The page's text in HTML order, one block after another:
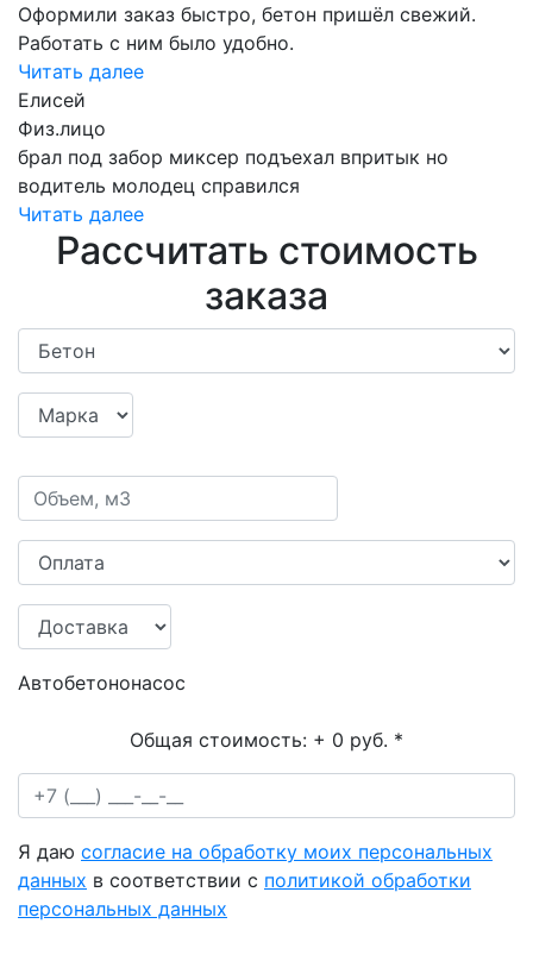
Оформили заказ быстро, бетон пришёл свежий.
Работать с ним было удобно.
Читать далее
Елисей
Физ.лицо
брал под забор миксер подъехал впритык но
водитель молодец справился
Читать далее
Рассчитать стоимость
заказа
Автобетононасос
Общая стоимость: + 0 руб. *
Я даю согласие на обработку моих персональных
данных в соответствии с политикой обработки
персональных данных